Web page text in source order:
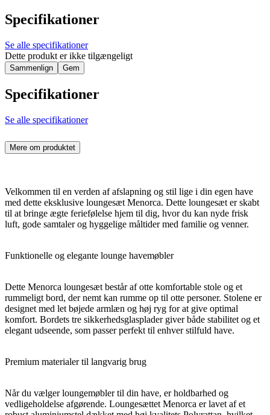
Specifikationer
Se alle specifikationer
Dette produkt er ikke tilgængeligt
Sammenlign Gem
Specifikationer
Se alle specifikationer
Mere om produktet
Velkommen til en verden af afslapning og stil lige i din egen have
med dette eksklusive loungesæt Menorca. Dette loungesæt er skabt
til at bringe ægte feriefølelse hjem til dig, hvor du kan nyde frisk
luft, gode samtaler og hyggelige måltider med familie og venner.
Funktionelle og elegante lounge havemøbler
Dette Menorca loungesæt består af otte komfortable stole og et
rummeligt bord, der nemt kan rumme op til otte personer. Stolene er
designet med let bøjede armlæn og høj ryg for at give optimal
komfort. Bordets tre sikkerhedsglasplader giver både stabilitet og et
elegant udseende, som passer perfekt til enhver stilfuld have.
Premium materialer til langvarig brug
Når du vælger loungemøbler til din have, er holdbarhed og
vedligeholdelse afgørende. Loungesættet Menorca er lavet af et